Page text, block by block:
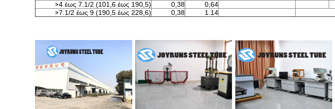
>4 έως 7.1/2 (101,6 έως 190,5) 0,38
0,64
>7.1/2 έως 9 (190,5 έως 228,6) 0,38 1.14